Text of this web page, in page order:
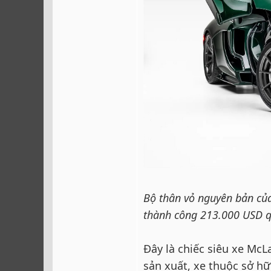
Bộ thân vỏ nguyên bản
thành công 213.000 USD
Đây là chiếc siêu xe
sản xuất, xe thuộc sở